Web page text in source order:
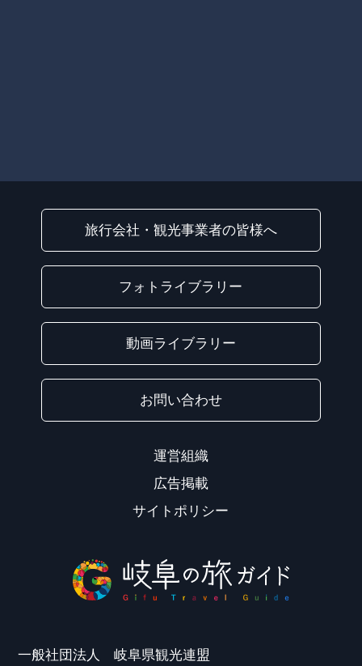
旅行会社・観光事業者の皆様へ
フォトライブラリー
動画ライブラリー
お問い合わせ
運営組織
広告掲載
サイトポリシー
一般社団法人 岐阜県観光連盟